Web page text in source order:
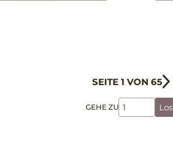
SEITE 1 VON 65
GEHE ZU Los